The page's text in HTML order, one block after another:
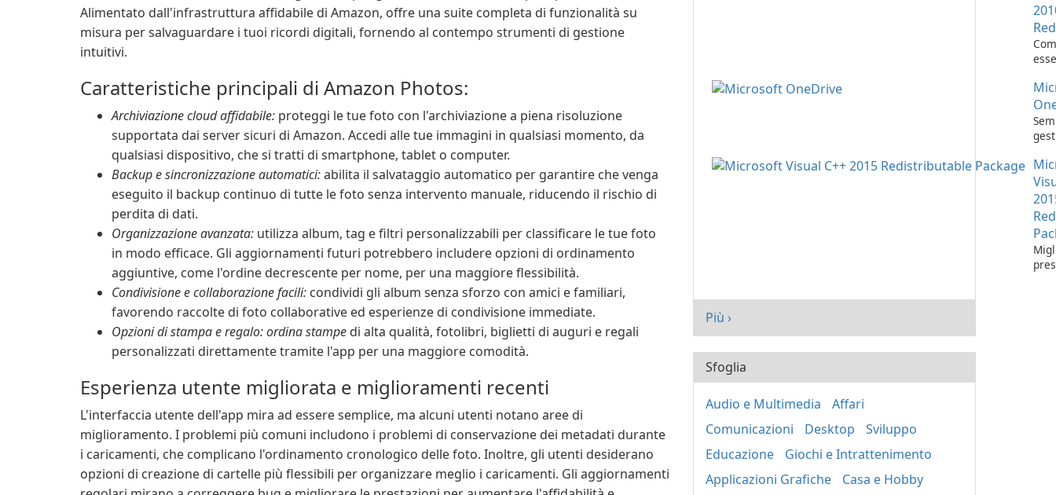
Alimentato dall'infrastruttura affidabile di Amazon, offre una suite completa di funzionalità su
misura per salvaguardare i tuoi ricordi digitali, fornendo al contempo strumenti di gestione
intuitivi.
Caratteristiche principali di Amazon Photos:
Archiviazione cloud affidabile: proteggi le tue foto con l'archiviazione a piena risoluzione
supportata dai server sicuri di Amazon. Accedi alle tue immagini in qualsiasi momento, da
qualsiasi dispositivo, che si tratti di smartphone, tablet o computer.
Backup e sincronizzazione automatici:abilita il salvataggio automatico per garantire che venga
eseguito il backup continuo di tutte le foto senza intervento manuale, riducendo il rischio di
perdita di dati.
Organizzazione avanzata: utilizza album, tag e filtri personalizzabili per classificare le tue foto
in modo efficace. Gli aggiornamenti futuri potrebbero includere opzioni di ordinamento
aggiuntive, come l'ordine decrescente per nome, per una maggiore flessibilità.
Condivisione e collaborazione facili: condividi gli album senza sforzo con amici e familiari,
favorendo raccolte di foto collaborative ed esperienze di condivisione immediate.
Opzioni di stampa e regalo: ordina stampe di alta qualità, fotolibri, biglietti di auguri e regali
personalizzati direttamente tramite l'app per una maggiore comodità.
Esperienza utente migliorata e miglioramenti recenti
L'interfaccia utente dell'app mira ad essere semplice, ma alcuni utenti notano aree di
miglioramento. I problemi più comuni includono i problemi di conservazione dei metadati durante
i caricamenti, che complicano l'ordinamento cronologico delle foto. Inoltre, gli utenti desiderano
opzioni di creazione di cartelle più flessibili per organizzare meglio i caricamenti. Gli aggiornamenti
Più ›
Sfoglia
Audio e Multimedia
Affari
Comunicazioni
Desktop
Sviluppo
Educazione
Giochi e Intrattenimento
Applicazioni Grafiche
Casa e Hobby